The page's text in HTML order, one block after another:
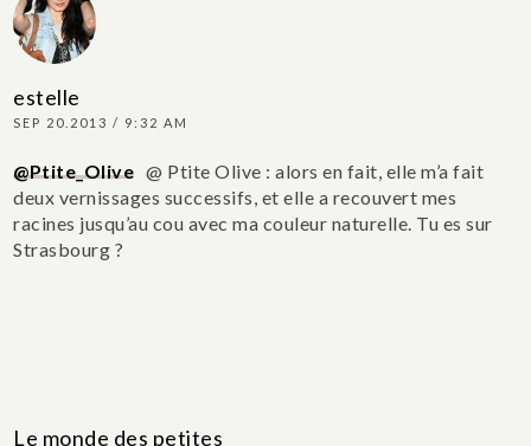
estelle
SEP 20.2013 / 9:32 AM
@Ptite_Olive @ Ptite Olive : alors en fait, elle m’a fait
deux vernissages successifs, et elle a recouvert mes
racines jusqu’au cou avec ma couleur naturelle. Tu es sur
Strasbourg ?
Le monde des petites